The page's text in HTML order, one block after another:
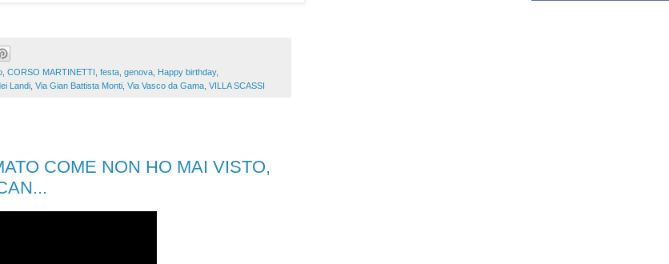
, CORSO MARTINETTI , festa, genova, Happy birthday,
Landi, Via Gian Battista Monti, Via Vasco da Gama, VILLA SCASSI
COME NON HO MAI VISTO,